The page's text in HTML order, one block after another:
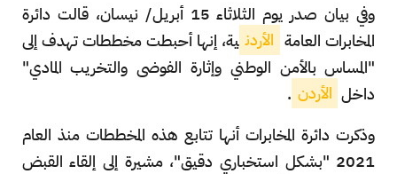
وفي بيان صدر يوم الثلاثاء 15 أبريل/ نيسان، قالت دائرة
المخابرات العامة الأردن ية، إنها أحبطت مخططات تهدف إلى
"المساس بالأمن الوطني وإثارة الفوضى والتخريب المادي"
داخل الأردن .
وذكرت دائرة المخابرات أنها تتابع هذه المخططات منذ العام
2021 "بشكل استخباري دقيق"، مشيرة إلى إلقاء القبض